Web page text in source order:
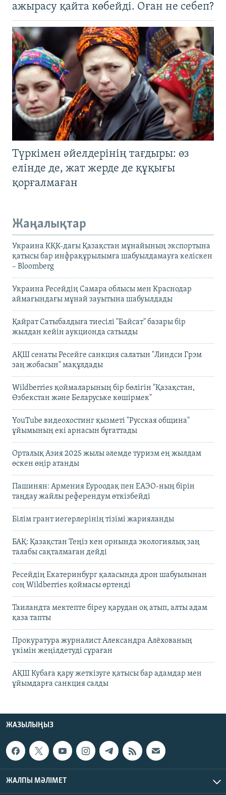
ажырасу қайта көбейді. Оған не себеп?
Түркімен әйелдерінің тағдыры: өз
елінде де, жат жерде де құқығы
қорғалмаған
Жаңалықтар
Украина КҚК-дағы Қазақстан мұнайының экспортына
қатысы бар инфрақұрылымға шабуылдамауға келіскен
– Bloomberg
Украина Ресейдің Самара облысы мен Краснодар
аймағындағы мұнай зауытына шабуылдады
Қайрат Сатыбалдыға тиесілі "Байсат" базары бір
жылдан кейін аукционда сатылды
АҚШ сенаты Ресейге санкция салатын "Линдси Грэм
заң жобасын" мақұлдады
Wildberries қоймаларының бір бөлігін "Қазақстан,
Өзбекстан және Беларуське көшірмек"
YouTube видеохостинг қызметі "Русская община"
ұйымының екі арнасын бұғаттады
Орталық Азия 2025 жылы әлемде туризм ең жылдам
өскен өңір атанды
Пашинян: Армения Еуроодақ пен ЕАЭО-ның бірін
таңдау жайлы референдум өткізбейді
Білім грант иегерлерінің тізімі жарияланды
БАҚ: Қазақстан Теңіз кен орнында экологиялық заң
талабы сақталмаған дейді
Ресейдің Екатеринбург қаласында дрон шабуылынан
соң Wildberries қоймасы өртенді
Таиландта мектепте біреу қарудан оқ атып, алты адам
қаза тапты
Прокуратура журналист Александра Алёхованың
үкімін жеңілдетуді сұраған
АҚШ Кубаға қару жеткізуге қатысы бар адамдар мен
ұйымдарға санкция салды
ЖАЗЫЛЫҢЫЗ
ЖАЛПЫ МӘЛІМЕТ